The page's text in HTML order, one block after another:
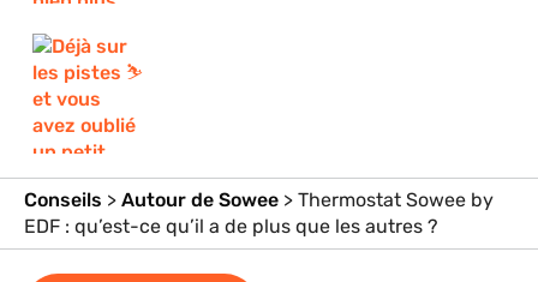
Conseils > Autour de Sowee > Thermostat Sowee by
EDF : qu’est-ce qu’il a de plus que les autres ?